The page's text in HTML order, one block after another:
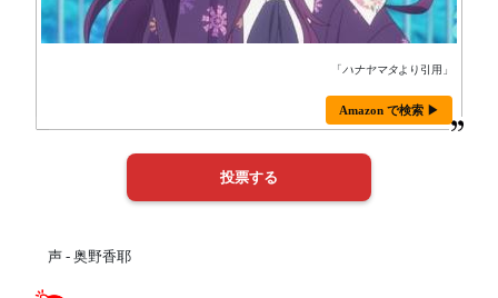
「ハナヤマタより引用」
Amazon で検索 ▶
声 - 奥野香耶